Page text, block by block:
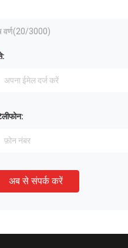
वर्ण(20/3000)
अब से संपर्क करें